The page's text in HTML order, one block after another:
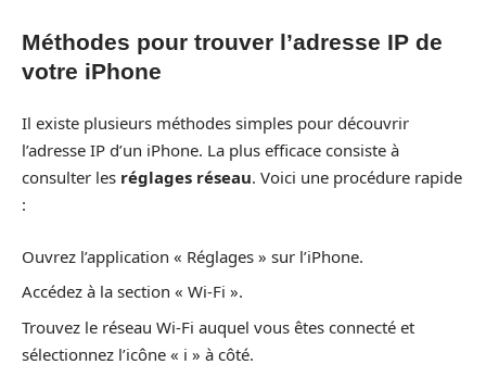
Méthodes pour trouver l’adresse IP de
votre iPhone
Il existe plusieurs méthodes simples pour découvrir
l’adresse IP d’un iPhone. La plus efficace consiste à
consulter les réglages réseau. Voici une procédure rapide
:
Ouvrez l’application « Réglages » sur l’iPhone.
Accédez à la section « Wi-Fi ».
Trouvez le réseau Wi-Fi auquel vous êtes connecté et
sélectionnez l’icône « i » à côté.